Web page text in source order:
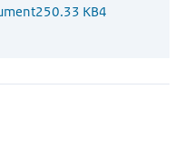
250.33 KB4